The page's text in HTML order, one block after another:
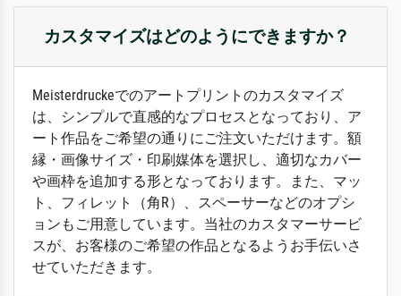
カスタマイズはどのようにできますか？
Meisterdruckeでのアートプリントのカスタマイズ
は、シンプルで直感的なプロセスとなっており、ア
ート作品をご希望の通りにご注文いただけます。額
縁・画像サイズ・印刷媒体を選択し、適切なカバー
や画枠を追加する形となっております。また、マッ
ト、フィレット（角R）、スペーサーなどのオプシ
ョンもご用意しています。当社のカスタマーサービ
スが、お客様のご希望の作品となるようお手伝いさ
せていただきます。